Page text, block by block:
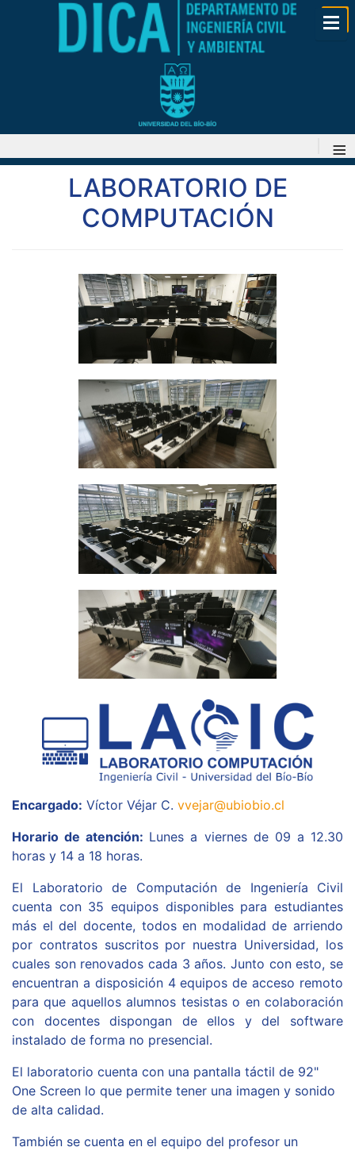
≡
LABORATORIO DE
COMPUTACIÓN
Encargado: Víctor Véjar C. vvejar@ubiobio.cl
Horario de atención: Lunes a viernes de 09 a 12.30
horas y 14 a 18 horas.
El Laboratorio de Computación de Ingeniería Civil
cuenta con 35 equipos disponibles para estudiantes
más el del docente, todos en modalidad de arriendo
por contratos suscritos por nuestra Universidad, los
cuales son renovados cada 3 años. Junto con esto, se
encuentran a disposición 4 equipos de acceso remoto
para que aquellos alumnos tesistas o en colaboración
con docentes dispongan de ellos y del software
instalado de forma no presencial.
El laboratorio cuenta con una pantalla táctil de 92"
One Screen lo que permite tener una imagen y sonido
de alta calidad.
También se cuenta en el equipo del profesor un